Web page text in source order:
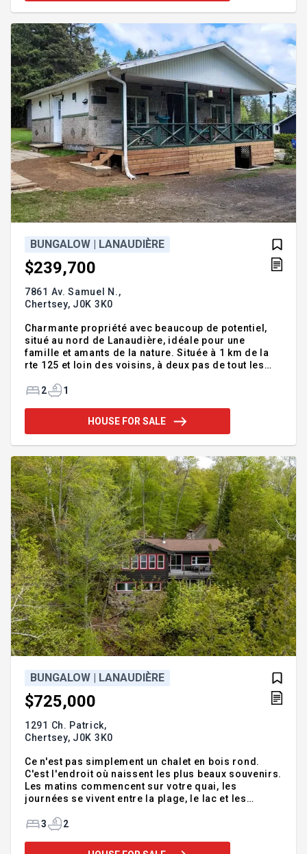
BUNGALOW | LANAUDIÈRE
$239,700
7861 Av. Samuel N.,
Chertsey, J0K 3K0
Charmante propriété avec beaucoup de potentiel,
situé au nord de Lanaudière, idéale pour une
famille et amants de la nature. Située à 1 km de la
rte 125 et loin des voisins, à deux pas de tout les
quincaillerie et plus encore. Sise sur un magnifique
mature +10 pommier, noisetier, cabanon divisé en
deux section, poulailler/rangement, caveau à
avec sortie extérieure et salle de lavage. Possibilité
de finir le sou
2 1
HOUSE FOR SALE
BUNGALOW | LANAUDIÈRE
$725,000
1291 Ch. Patrick,
Chertsey, J0K 3K0
Ce n'est pas simplement un chalet en bois rond.
C'est l'endroit où naissent les plus beaux souvenirs.
Les matins commencent sur votre quai, les
journées se vivent entre la plage, le lac et les
rythme des couchers de soleil, des baignades
3 2